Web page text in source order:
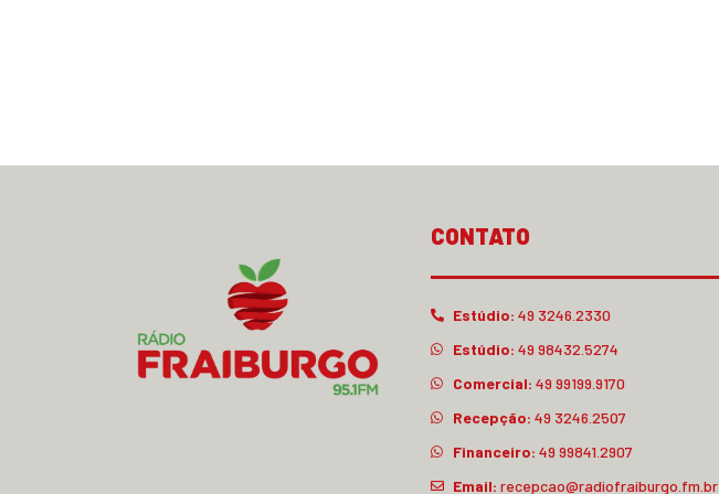
CONTATO
Estúdio: 49 3246.2330
Estúdio: 49 98432.5274
Comercial: 49 99199.9170
Recepção: 49 3246.2507
Financeiro: 49 99841.2907
Email: recepcao@radiofraiburgo.fm.br